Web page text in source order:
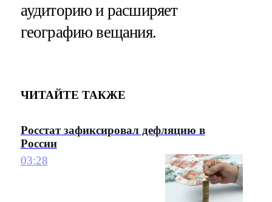
аудиторию и расширяет
географию вещания.
ЧИТАЙТЕ ТАКЖЕ
Росстат зафиксировал дефляцию в
России
03:28